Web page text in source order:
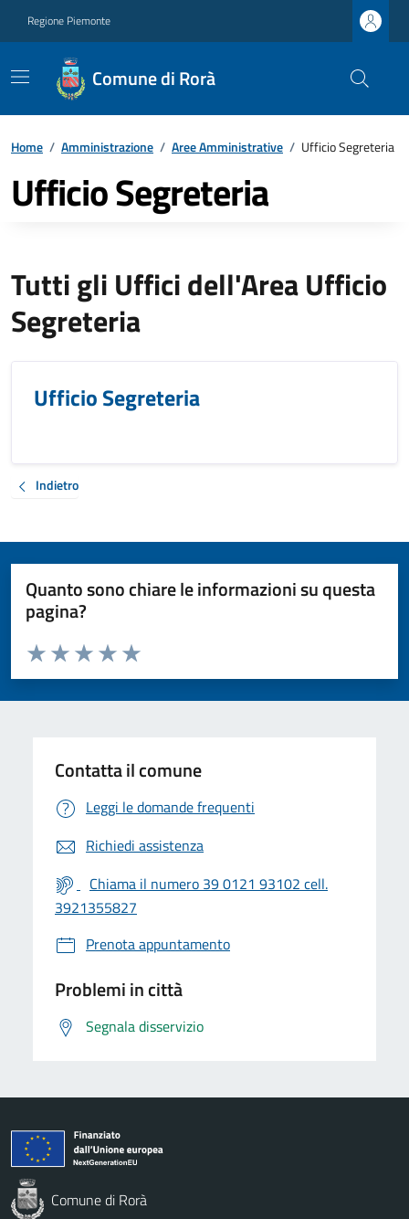
Regione Piemonte
Comune di Rorà
Home / Amministrazione / Aree Amministrative / Ufficio Segreteria
Ufficio Segreteria
Tutti gli Uffici dell'Area Ufficio
Segreteria
Ufficio Segreteria
Indietro
Quanto sono chiare le informazioni su questa
pagina?
Valuta da 1 a 5 stelle la pagina
Valuta 5 stelle su 5
Valuta 4 stelle su 5
Valuta 3 stelle su 5
Valuta 2 stelle su 5
Valuta 1 stelle su 5
Contatta il comune
Leggi le domande frequenti
Richiedi assistenza
Chiama il numero 39 0121 93102 cell.
3921355827
Prenota appuntamento
Problemi in città
Segnala disservizio
Comune di Rorà